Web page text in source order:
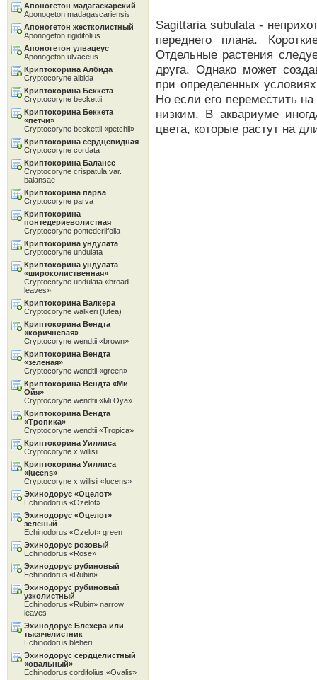
Sagittaria subulata -
переднего плана.
Отдельные растения
друга. Однако может
при определенных
Но если его переместить
низким. В аквариуме
цвета, которые растут на
Апоногетон мадагаскарский
Aponogeton madagascariensis
Апоногетон жестколистный
Aponogeton rigidifolius
Апоногетон улвацеус
Aponogeton ulvaceus
Криптокорина Албида
Cryptocoryne albida
Криптокорина Беккета
Cryptocoryne beckettii
Криптокорина Беккета
«петчи»
Cryptocoryne beckettii «petchii»
Криптокорина сердцевидная
Cryptocoryne cordata
Криптокорина Балансе
Cryptocoryne crispatula var.
balansae
Криптокорина парва
Cryptocoryne parva
Криптокорина
понтедериеволистная
Cryptocoryne pontederiifolia
Криптокорина ундулата
Cryptocoryne undulata
Криптокорина ундулата
«широколиственная»
Cryptocoryne undulata «broad
leaves»
Криптокорина Валкера
Cryptocoryne walkeri (lutea)
Криптокорина Вендта
«коричневая»
Cryptocoryne wendtii «brown»
Криптокорина Вендта
«зеленая»
Cryptocoryne wendtii «green»
Криптокорина Вендта «Ми
Ойя»
Cryptocoryne wendtii «Mi Oya»
Криптокорина Вендта
«Тропика»
Cryptocoryne wendtii «Tropica»
Криптокорина Уиллиса
Cryptocoryne x willisii
Криптокорина Уиллиса
«lucens»
Cryptocoryne x willisii «lucens»
Эхинодорус «Oцелот»
Echinodorus «Ozelot»
Эхинодорус «Oцелот»
зеленый
Echinodorus «Ozelot» green
Эхинодорус розовый
Echinodorus «Rose»
Эхинодорус рубиновый
Echinodorus «Rubin»
Эхинодорус рубиновый
узколистный
Echinodorus «Rubin» narrow
leaves
Эхинодорус Блехера или
тысячелистник
Echinodorus bleheri
Эхинодорус сердцелистный
«овальный»
Echinodorus cordifolius «Ovalis»